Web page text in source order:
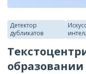
Детектор
дубликатов